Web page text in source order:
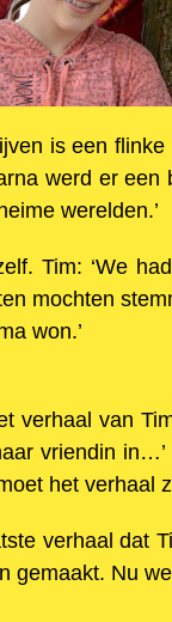
is een
werd er
werelden.’
Tim: ‘We
mochten
won.’
verhaal van
vriendin
het verhaal
verhaal dat
gemaakt. Nu